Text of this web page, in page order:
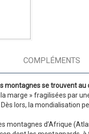
COMPLÉMENTS
montagnes se trouvent au
marge » fragilisées par
lors, la mondialisation
montagnes d’Afrique